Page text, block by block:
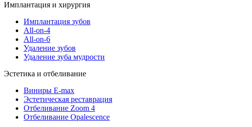
Имплантация и хирургия
Имплантация зубов
All-on-4
All-on-6
Удаление зубов
Удаление зуба мудрости
Эстетика и отбеливание
Виниры E-max
Эстетическая реставрация
Отбеливание Zoom 4
Отбеливание Opalescence